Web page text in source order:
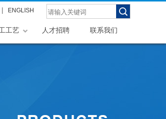
| ENGLISH
联系我们
人才招聘
工艺